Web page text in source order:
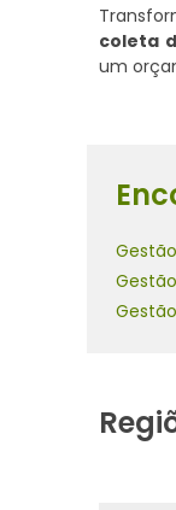
coleta
um